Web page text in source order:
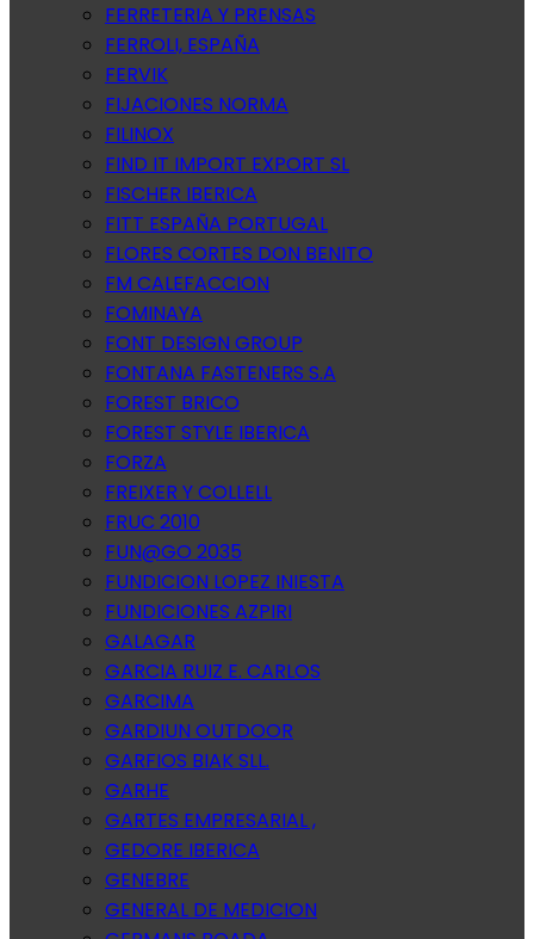
FERRETERIA Y PRENSAS
FERROLI, ESPAÑA
FERVIK
FIJACIONES NORMA
FILINOX
FIND IT IMPORT EXPORT SL
FISCHER IBERICA
FITT ESPAÑA PORTUGAL
FLORES CORTES DON BENITO
FM CALEFACCION
FOMINAYA
FONT DESIGN GROUP
FONTANA FASTENERS S.A
FOREST BRICO
FOREST STYLE IBERICA
FORZA
FREIXER Y COLLELL
FRUC 2010
FUN@GO 2035
FUNDICION LOPEZ INIESTA
FUNDICIONES AZPIRI
GALAGAR
GARCIA RUIZ E. CARLOS
GARCIMA
GARDIUN OUTDOOR
GARFIOS BIAK SLL.
GARHE
GARTES EMPRESARIAL ,
GEDORE IBERICA
GENEBRE
GENERAL DE MEDICION